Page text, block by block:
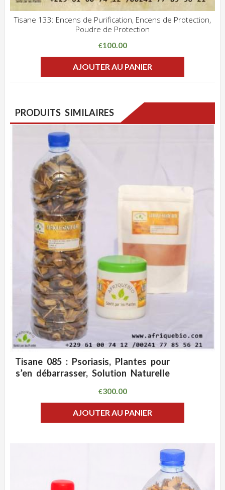
Tisane 133: Encens de Purification, Encens de Protection,
Poudre de Protection
€100.00
AJOUTER AU PANIER
PRODUITS SIMILAIRES
ADD WISHLIST
Tisane 085 : Psoriasis, Plantes pour
s’en débarrasser, Solution Naturelle
€300.00
AJOUTER AU PANIER